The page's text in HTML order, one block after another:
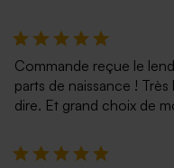
Commande reçue le
parts de naissance !
dire. Et grand choix de